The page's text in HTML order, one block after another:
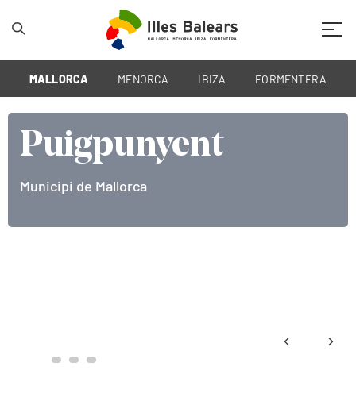
MALLORCA MENORCA IBIZA FORMENTERA
de Mallorca